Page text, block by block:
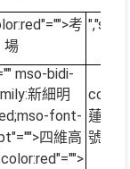
考
場
mso-bidi-
新細明
font-
四維高
蓮市
號